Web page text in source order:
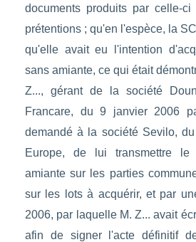
documents produits par celle-
prétentions ; qu'en l'espèce, la
qu'elle avait eu l'intention
sans amiante, ce qui était
Z..., gérant de la société
Francare, du 9 janvier 2006
demandé à la société Sevilo,
Europe, de lui transmettre le
amiante sur les parties
sur les lots à acquérir, et par
2006, par laquelle M. Z... avait
afin de signer l'acte définitif